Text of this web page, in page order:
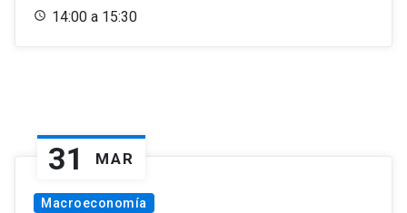
14:00 a 15:30
31 MAR
Macroeconomía